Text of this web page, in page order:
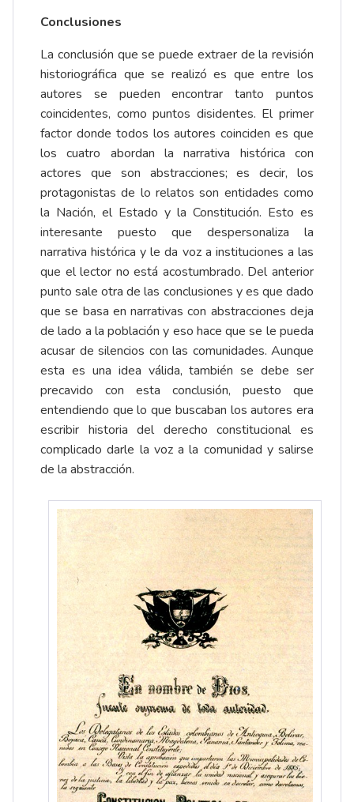
Conclusiones
La conclusión que se puede extraer de la revisión
historiográfica que se realizó es que entre los
autores se pueden encontrar tanto puntos
coincidentes, como puntos disidentes. El primer
factor donde todos los autores coinciden es que
los cuatro abordan la narrativa histórica con
actores que son abstracciones; es decir, los
protagonistas de lo relatos son entidades como
la Nación, el Estado y la Constitución. Esto es
interesante puesto que despersonaliza la
narrativa histórica y le da voz a instituciones a las
que el lector no está acostumbrado. Del anterior
punto sale otra de las conclusiones y es que dado
que se basa en narrativas con abstracciones deja
de lado a la población y eso hace que se le pueda
acusar de silencios con las comunidades. Aunque
esta es una idea válida, también se debe ser
precavido con esta conclusión, puesto que
entendiendo que lo que buscaban los autores era
escribir historia del derecho constitucional es
complicado darle la voz a la comunidad y salirse
de la abstracción.